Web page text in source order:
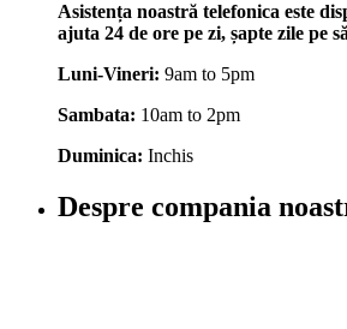
Asistența noastră telefonica este
ajuta 24 de ore pe zi, șapte zile pe
Luni-Vineri: 9am to 5pm
Sambata: 10am to 2pm
Duminica: Inchis
Despre compania